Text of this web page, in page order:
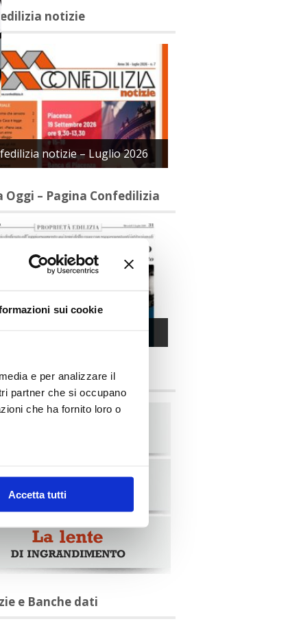
sui cookie
e per analizzare il
partner che si occupano
che ha fornito loro o
Accetta tutti
notizie
notizie – Luglio 2026
Oggi – Pagina Confedilizia
e Banche dati